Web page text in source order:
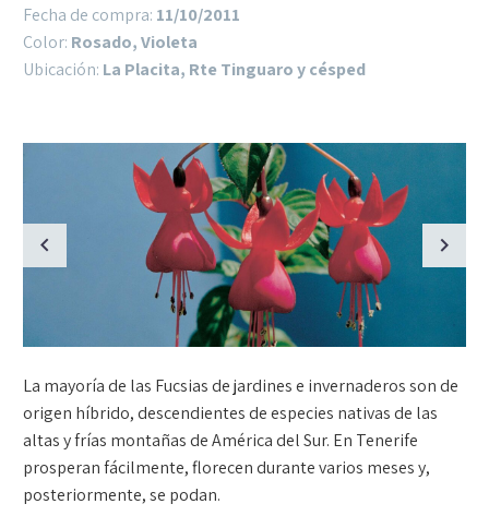
Fecha de compra: 11/10/2011
Color: Rosado, Violeta
Ubicación: La Placita, Rte Tinguaro y césped
La mayoría de las Fucsias de jardines e invernaderos son de
origen híbrido, descendientes de especies nativas de las
altas y frías montañas de América del Sur. En Tenerife
prosperan fácilmente, florecen durante varios meses y,
posteriormente, se podan.